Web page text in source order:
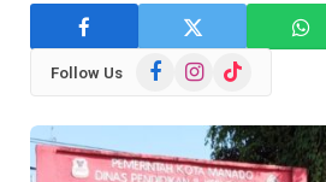
Follow Us FacebookInstagram
TikTok